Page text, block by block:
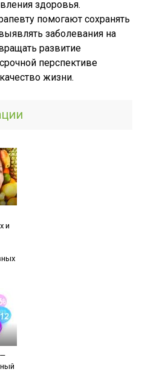
здоровья.
помогают сохранять
заболевания на
развитие
перспективе
жизни.
и